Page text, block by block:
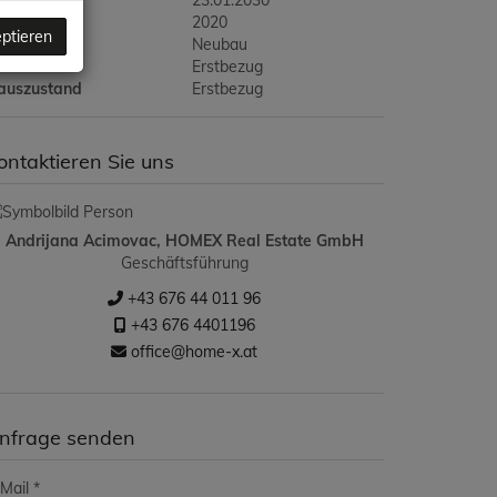
2020
Neubau
Erstbezug
Erstbezug
Sie uns
Andrijana Acimovac, HOMEX Real Estate GmbH
Geschäftsführung
+43 676 44 011 96
+43 676 4401196
office@home-x.at
senden